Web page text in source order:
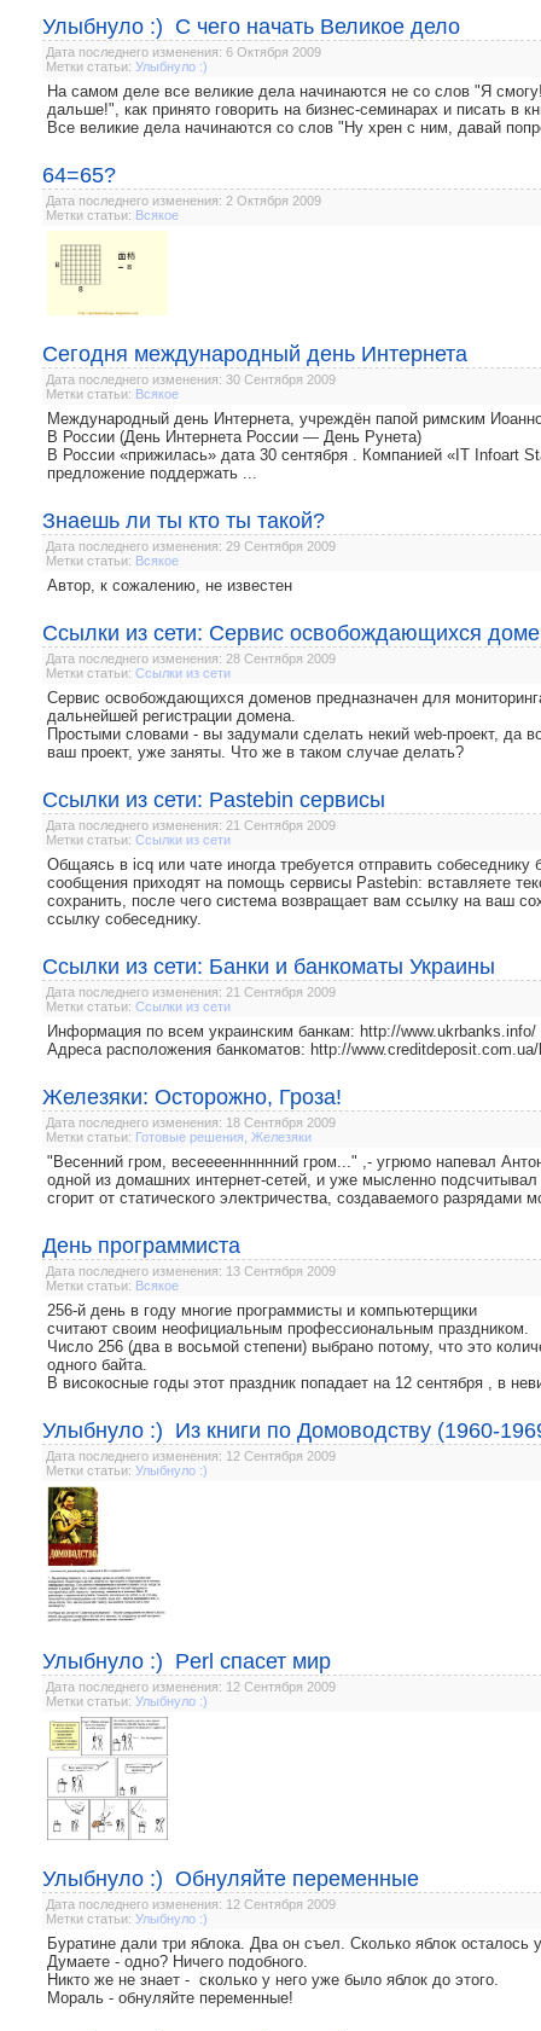
Улыбнуло :) С чего начать Великое дело
Дата последнего изменения: 6 Октября 2009
Метки статьи: Улыбнуло :)
На самом деле все великие дела начинаются не со слов "Я
дальше!", как принято говорить на бизнес-семинарах и писать в
Все великие дела начинаются со слов "Ну хрен с ним, давай
64=65?
Дата последнего изменения: 2 Октября 2009
Метки статьи: Всякое
Сегодня международный день Интернета
Дата последнего изменения: 30 Сентября 2009
Метки статьи: Всякое
Международный день Интернета, учреждён папой римским
В России (День Интернета России — День Рунета)
В России «прижилась» дата 30 сентября . Компанией «IT Infoart
предложение поддержать ...
Знаешь ли ты кто ты такой?
Дата последнего изменения: 29 Сентября 2009
Метки статьи: Всякое
Автор, к сожалению, не известен
Ссылки из сети: Сервис освобождающихся
Дата последнего изменения: 28 Сентября 2009
Метки статьи: Ссылки из сети
Сервис освобождающихся доменов предназначен для
дальнейшей регистрации домена.
Простыми словами - вы задумали сделать некий web-проект, да
ваш проект, уже заняты. Что же в таком случае делать?
Ссылки из сети: Pastebin сервисы
Дата последнего изменения: 21 Сентября 2009
Метки статьи: Ссылки из сети
Общаясь в icq или чате иногда требуется отправить
сообщения приходят на помощь сервисы Pastebin: вставляете
сохранить, после чего система возвращает вам ссылку на ваш
ссылку собеседнику.
Ссылки из сети: Банки и банкоматы Украины
Дата последнего изменения: 21 Сентября 2009
Метки статьи: Ссылки из сети
Информация по всем украинским банкам: http://www.ukrbanks.info/
Адреса расположения банкоматов: http://
Железяки: Осторожно, Гроза!
Дата последнего изменения: 18 Сентября 2009
Метки статьи: Готовые решения Железяки
"Весенний гром, весеееенннннний гром..." ,- угрюмо напевал
одной из домашних интернет-сетей, и уже мысленно
сгорит от статического электричества, создаваемого разрядами
День программиста
Дата последнего изменения: 13 Сентября 2009
Метки статьи: Всякое
256-й день в году многие программисты и компьютерщики
считают своим неофициальным профессиональным праздником.
Число 256 (два в восьмой степени) выбрано потому, что это
одного байта.
В високосные годы этот праздник попадает на 12 сентября , в
Улыбнуло :) Из книги по Домоводству (1960-
Дата последнего изменения: 12 Сентября 2009
Метки статьи: Улыбнуло :)
Улыбнуло :) Perl спасет мир
Дата последнего изменения: 12 Сентября 2009
Метки статьи: Улыбнуло :)
Улыбнуло :) Обнуляйте переменные
Дата последнего изменения: 12 Сентября 2009
Метки статьи: Улыбнуло :)
Буратине дали три яблока. Два он съел. Сколько яблок осталось
Думаете - одно? Ничего подобного.
Никто же не знает - сколько у него уже было яблок до этого.
Мораль - обнуляйте переменные!